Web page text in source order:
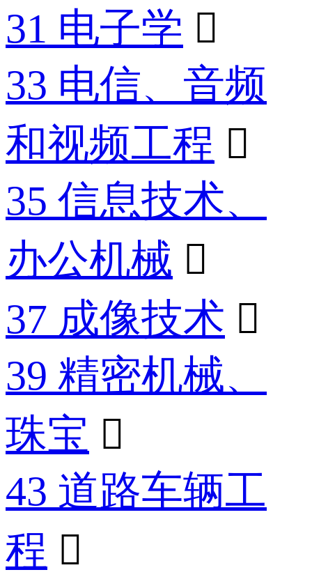
31 电子学 
33 电信、音频
和视频工程 
35 信息技术、
办公机械 
37 成像技术 
39 精密机械、
珠宝 
43 道路车辆工
程 